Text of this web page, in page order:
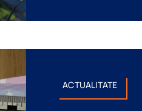
ACTUALITATE